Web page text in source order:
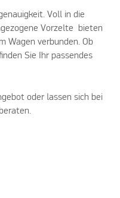
Voll in die
Vorzelte bieten
Wagen verbunden. Ob
Sie Ihr passendes
oder lassen sich bei